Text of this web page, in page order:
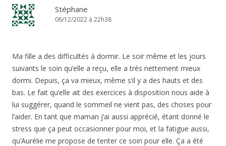
Stéphane
06/12/2022 à 22h38
Ma fille a des difficultés à dormir. Le soir même et les jours
suivants le soin qu’elle a reçu, elle a très nettement mieux
dormi. Depuis, ça va mieux, même s’il y a des hauts et des
bas. Le fait qu’elle ait des exercices à disposition nous aide à
lui suggérer, quand le sommeil ne vient pas, des choses pour
l’aider. En tant que maman j’ai aussi apprécié, étant donné le
stress que ça peut occasionner pour moi, et la fatigue aussi,
qu’Aurélie me propose de tenter ce soin pour elle. Ça a été